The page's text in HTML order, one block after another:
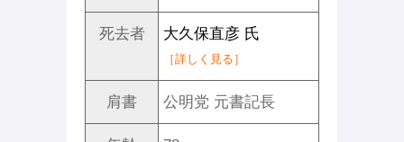
死去者 大久保直彦 氏
［詳しく見る］
肩書 公明党 元書記長